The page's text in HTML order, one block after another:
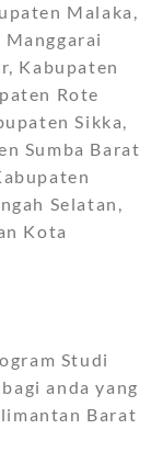
Malaka,
Kabupaten
Rote
Sikka,
Sumba Barat
Selatan,
Kota
Studi
anda yang
Barat